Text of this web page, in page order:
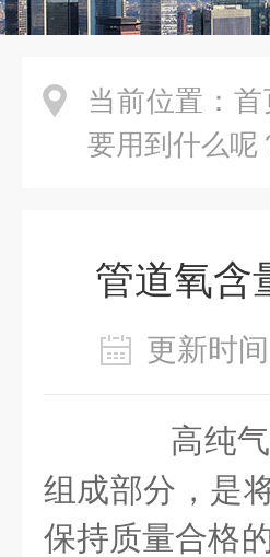
当前位置： 首
要用到什么呢
管道氧含
更新时
高纯气
组成部分，是
保持质量合格